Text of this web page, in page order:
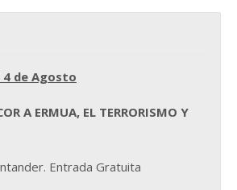
4 de Agosto
A ERMUA, EL TERRORISMO Y
Entrada Gratuita